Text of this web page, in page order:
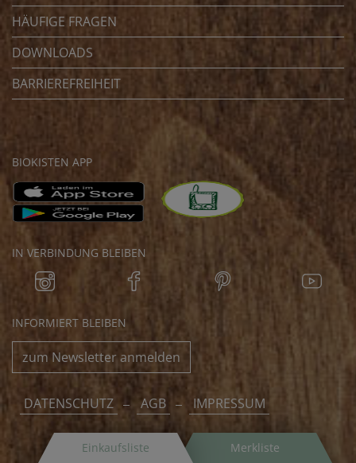
Einkaufsliste Merkliste
HÄUFIGE FRAGEN
DOWNLOADS
BARRIEREFREIHEIT
BIOKISTEN APP
IN VERBINDUNG BLEIBEN
INFORMIERT BLEIBEN
zum Newsletter anmelden
DATENSCHUTZ AGB IMPRESSUM